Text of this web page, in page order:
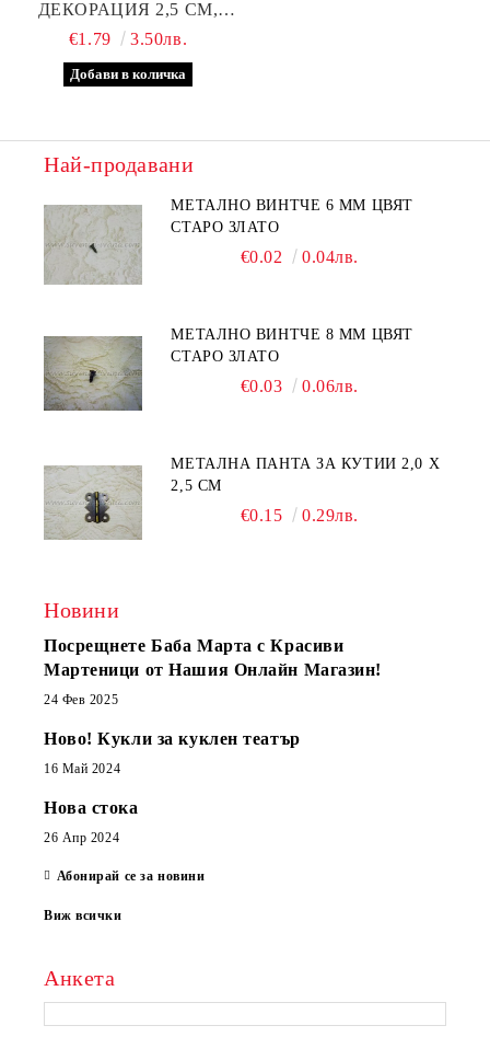
ДЕКОРАЦИЯ 2,5 СМ,
РОЗОВИ
€1.79 3.50лв.
Най-продавани
МЕТАЛНО ВИНТЧЕ 6 ММ ЦВЯТ
СТАРО ЗЛАТО
€0.02 0.04лв.
МЕТАЛНО ВИНТЧЕ 8 ММ ЦВЯТ
СТАРО ЗЛАТО
€0.03 0.06лв.
МЕТАЛНА ПАНТА ЗА КУТИИ 2,0 Х
2,5 СМ
€0.15 0.29лв.
Новини
Посрещнете Баба Марта с Красиви
Мартеници от Нашия Онлайн Магазин!
24 Фев 2025
Ново! Кукли за куклен театър
16 Май 2024
Нова стока
26 Апр 2024
Абонирай се за новини
Виж всички
Анкета